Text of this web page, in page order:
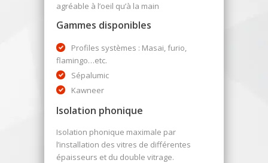
agréable à l’oeil qu’à la main
Gammes disponibles
Profiles systèmes : Masai, furio,
flamingo…etc.
Sépalumic
Kawneer
Isolation phonique
Isolation phonique maximale par
l’installation des vitres de différentes
épaisseurs et du double vitrage.